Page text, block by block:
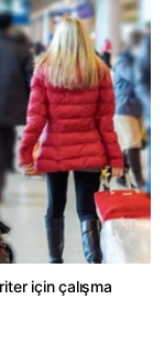
için çalışma